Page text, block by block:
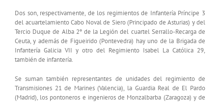
Dos son, respectivamente, de los regimientos de Infantería Príncipe 3
del acuartelamiento Cabo Noval de Siero (Principado de Asturias) y del
Tercio Duque de Alba 2º de la Legión del cuartel Serrallo-Recarga de
Ceuta, y además de Figueirido (Pontevedra) hay uno de la Brigada de
Infantería Galicia VII y otro del Regimiento Isabel La Católica 29,
también de infantería.
Se suman también representantes de unidades del regimiento de
Transmisiones 21 de Marines (Valencia), la Guardia Real de El Pardo
(Madrid), los pontoneros e ingenieros de Monzalbarba (Zaragoza) y de